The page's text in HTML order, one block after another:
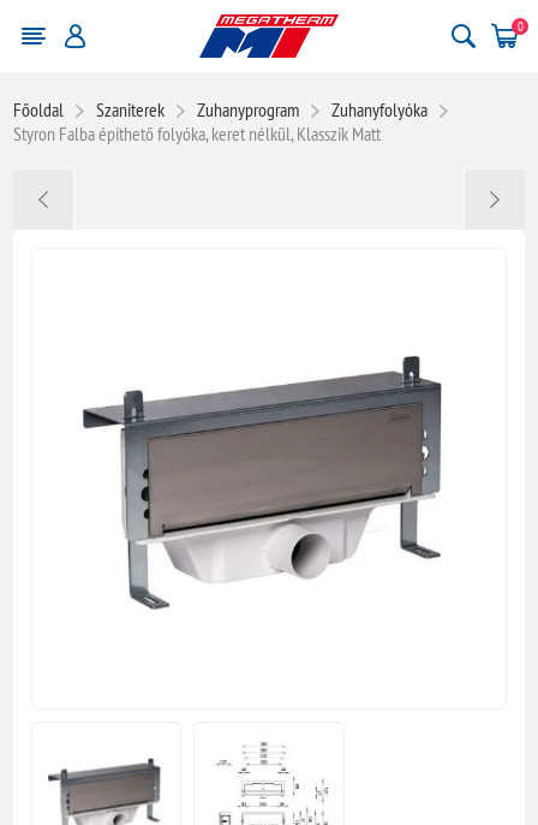
0
Főoldal Szaniterek Zuhanyprogram
Zuhanyfolyóka
Styron Falba építhető folyóka, keret nélkül, Klasszik Matt